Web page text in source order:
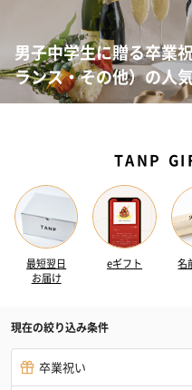
男子中学生に贈る卒業
ランス・その他）の人
TANP
最短翌日
お届け
eギフト 名
現在の絞り込み条件
卒業祝い